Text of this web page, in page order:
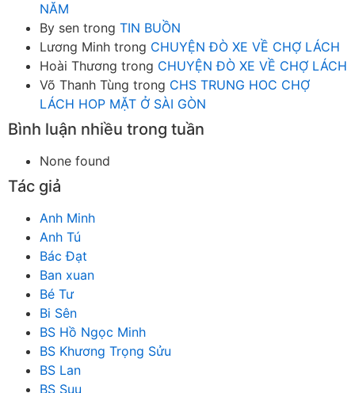
NĂM
By sen trong TIN BUỒN
Lương Minh trong CHUYỆN ĐÒ XE VỀ CHỢ LÁCH
Hoài Thương trong CHUYỆN ĐÒ XE VỀ CHỢ LÁCH
Võ Thanh Tùng trong CHS TRUNG HOC CHỢ
LÁCH HOP MẶT Ở SÀI GÒN
Bình luận nhiều trong tuần
None found
Tác giả
Anh Minh
Anh Tú
Bác Đạt
Ban xuan
Bé Tư
Bi Sên
BS Hồ Ngọc Minh
BS Khương Trọng Sửu
BS Lan
BS Suu